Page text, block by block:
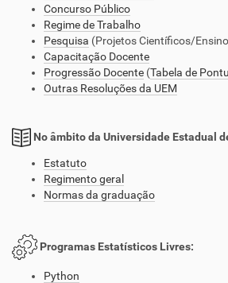
Concurso Público
Regime de Trabalho
Pesquisa (Projetos Científicos/
Capacitação Docente
Progressão Docente (Tabela de
Outras Resoluções da UEM
No âmbito da Universidade Estadual
Estatuto
Regimento geral
Normas da graduação
Programas Estatísticos Livres:
Python